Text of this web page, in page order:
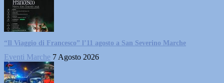
“Il Viaggio di Francesco” l’11 agosto a San Severino Marche
Eventi Marche 7 Agosto 2026